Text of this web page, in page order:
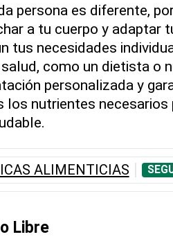
persona es diferente,
a tu cuerpo y adaptar
tus necesidades
como un dietista o
personalizada y
los nutrientes necesarios
ALIMENTICIAS
Libre